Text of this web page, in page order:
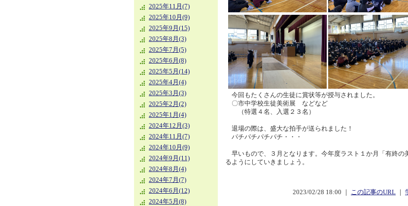
2025年11月(7)
2025年10月(9)
2025年9月(15)
2025年8月(3)
2025年7月(5)
2025年6月(8)
2025年5月(14)
2025年4月(4)
2025年3月(3)
2025年2月(2)
2025年1月(4)
2024年12月(3)
2024年11月(7)
2024年10月(9)
2024年9月(11)
2024年8月(4)
2024年7月(7)
2024年6月(12)
2024年5月(8)
今回もたくさんの生徒に賞状等が授与されました。
〇市中学校生徒美術展 などなど
（特選４名、入選２３名）
退場の際は、盛大な拍手が送られました！
パチパチパチパチ・・・
早いもので、３月となります。今年度ラスト１か月「有終の
るようにしていきましょう。
2023/02/28 18:00 ｜ この記事のURL